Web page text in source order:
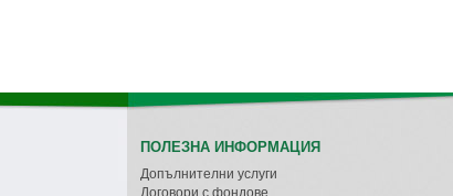
ПОЛЕЗНА ИНФОРМАЦИЯ
Допълнителни услуги
Договори с фондове